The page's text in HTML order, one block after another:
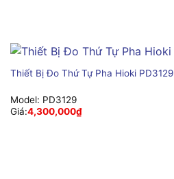
Thiết Bị Đo Thứ Tự Pha Hioki PD3129
Model: PD3129
Giá:4,300,000₫